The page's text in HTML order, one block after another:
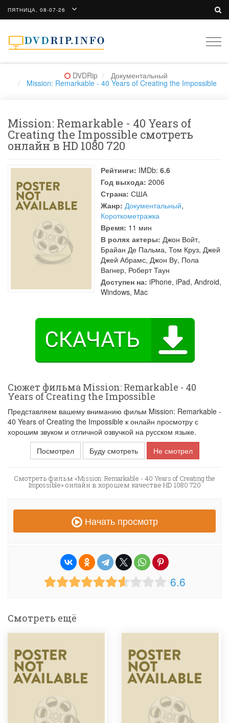
ПЯТНИЦА, 08-07-26
DVDRip Документальный
Mission: Remarkable - 40 Years of Creating the Impossible
Mission: Remarkable - 40 Years of
Creating the Impossible смотреть
онлайн в HD 1080 720
Рейтинги: IMDb: 6.6
Год выхода: 2006
Страна: США
Жанр: Документальный,
Короткометражка
Время: 11 мин
В ролях актеры: Джон Войт,
Брайан Де Пальма, Том Круз, Джей
Джей Абрамс, Джон Ву, Пола
Вагнер, Роберт Таун
Доступен на: iPhone, iPad, Android,
Windows, Mac
Сюжет фильма Mission: Remarkable - 40
Years of Creating the Impossible
Представляем вашему вниманию фильм Mission: Remarkable -
40 Years of Creating the Impossible к онлайн просмотру с
хорошим звуком и отличной озвучкой на русском языке.
Посмотрел
Буду смотреть Не смотрел
Смотреть фильм «Mission: Remarkable - 40 Years of Creating the
Impossible» онлайн в хорошем качестве HD 1080 720
Начать просмотр
6.6
Смотреть ещё